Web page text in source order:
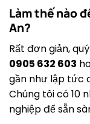
Làm thế nào
An?
Rất đơn giản,
0905 632 603
gần như lập tức
Chúng tôi có 10
nghiệp để sẵn